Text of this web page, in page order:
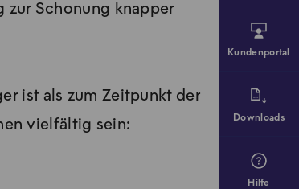
der bedarfsgerechten
wir eine Überprüfung
Bewertung sollte durch
Schonung knapper
ist als zum Zeitpunkt der
vielfältig sein:
Kundenportal
Downloads
Hilfe